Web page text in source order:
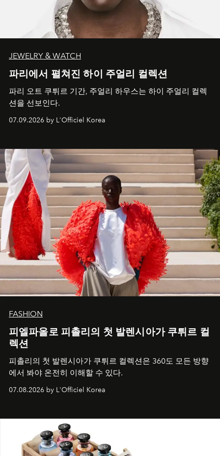
JEWELRY & WATCH
파리에서 펼쳐진 하이 주얼리 컬렉션
파리 오트 쿠튀르 기간, 주얼리 하우스는 하이 주얼리 컬렉
션을 선보인다.
07.09.2026 by L'Officiel Korea
FASHION
피엘파올로 피촐리의 첫 발렌시아가 쿠튀르 컬
렉션
피촐리의 첫 발렌시아가 쿠튀르 컬렉션은 360도 모든 방향
에서 봐야 온전히 이해할 수 있다.
07.08.2026 by L'Officiel Korea